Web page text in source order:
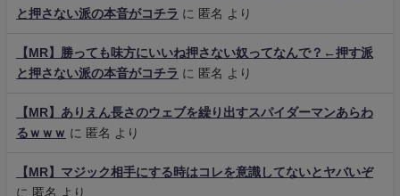
と押さない派の本音がコチラ に 匿名 より
【MR】勝っても味方にいいね押さない奴ってなんで？←押す派
と押さない派の本音がコチラ に 匿名 より
【MR】ありえん長さのウェブを繰り出すスパイダーマンあらわ
るｗｗｗ に 匿名 より
【MR】マジック相手にする時はコレを意識してないとヤバいぞ
に 匿名 より